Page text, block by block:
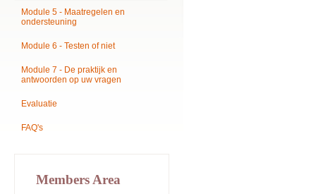
Module 5 - Maatregelen en
ondersteuning
Module 6 - Testen of niet
Module 7 - De praktijk en
antwoorden op uw vragen
Evaluatie
FAQ's
Members Area